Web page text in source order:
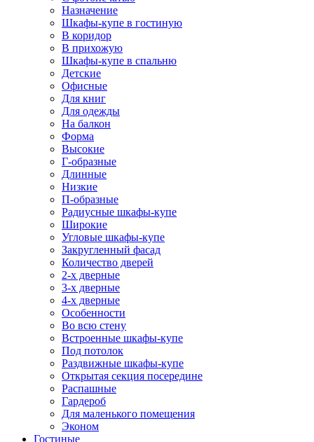
Назначение
Шкафы-купе в гостиную
В коридор
В прихожую
Шкафы-купе в спальню
Детские
Офисные
Для книг
Для одежды
На балкон
Форма
Высокие
Г-образные
Длинные
Низкие
П-образные
Радиусные шкафы-купе
Широкие
Угловые шкафы-купе
Закругленный фасад
Количество дверей
2-х дверные
3-х дверные
4-х дверные
Особенности
Во всю стену
Встроенные шкафы-купе
Под потолок
Раздвижные шкафы-купе
Открытая секция посередине
Распашные
Гардероб
Для маленького помещения
Эконом
Гостиные